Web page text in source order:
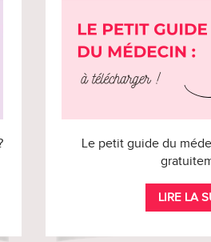
Le petit guide du
LIRE LA